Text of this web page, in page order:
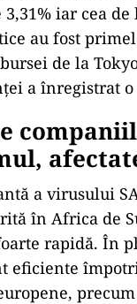
3,31% iar cea
au fost
de la
a înregistrat o
a virusului
în Africa de
rapidă. În
eficiente